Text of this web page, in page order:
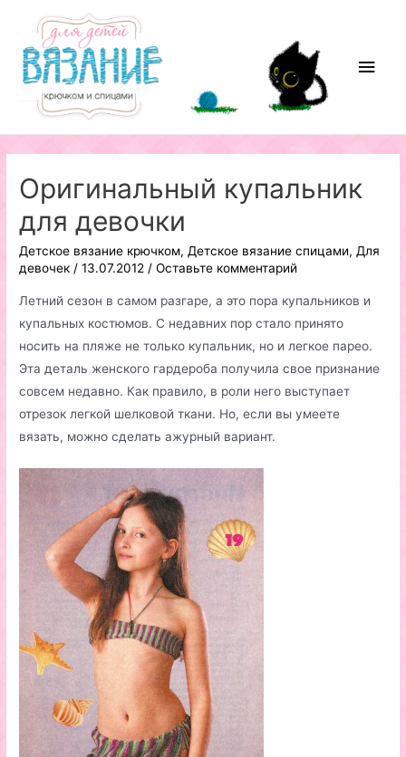
содержимому
Оригинальный купальник
для девочки
Детское вязание крючком,Детское вязание спицами,Для
девочек /13.07.2012 /Оставьте комментарий
Летний сезон в самом разгаре, а это пора купальников и
купальных костюмов. С недавних пор стало принято
носить на пляже не только купальник, но и легкое парео.
Эта деталь женского гардероба получила свое признание
совсем недавно. Как правило, в роли него выступает
отрезок легкой шелковой ткани. Но, если вы умеете
вязать, можно сделать ажурный вариант.